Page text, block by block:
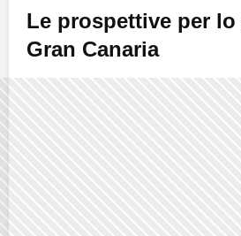
Le prospettive per lo
Gran Canaria